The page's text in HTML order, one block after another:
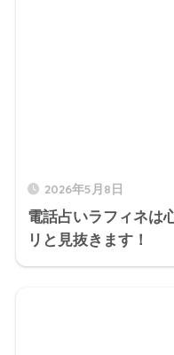
2026年5月8日
電話占いラフィネは
リと見抜きます！